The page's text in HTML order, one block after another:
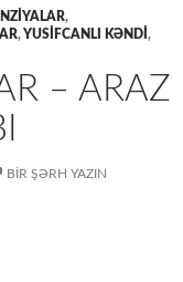
,
,YUSIFCANLI KƏNDI ,
– ARAZ
BIR ŞƏRH YAZIN